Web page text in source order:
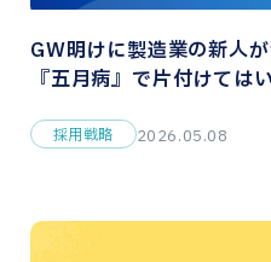
GW明けに製造業の新人
『五月病』で片付けては
採用戦略 2026.05.08